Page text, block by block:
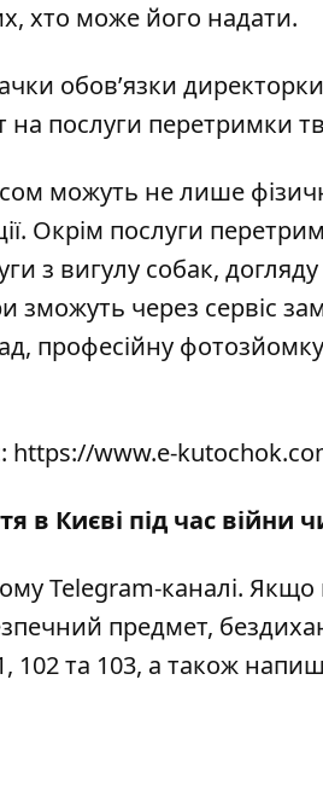
хто може його надати.
обов’язки
на послуги перетримки
можуть не лише
Окрім послуги
з вигулу собак,
зможуть через сервіс
професійну
https://www.e-
в Києві під час війни
Telegram-каналі. Якщо
предмет,
102 та 103, а також